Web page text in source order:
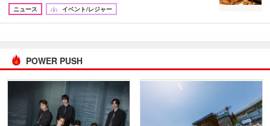
ニュース
イベント/レジャー
POWER PUSH